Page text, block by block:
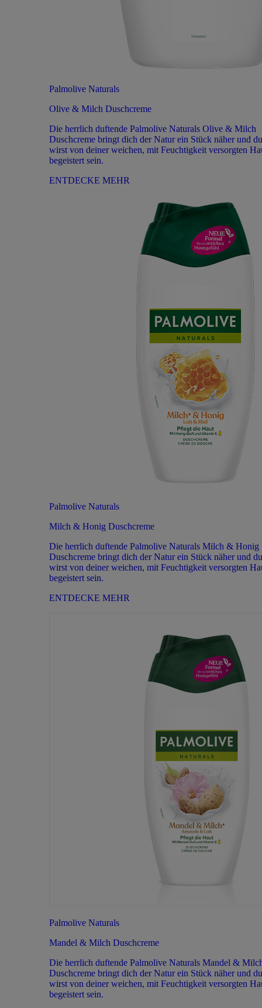
Palmolive Naturals
Olive & Milch Duschcreme
Die herrlich duftende Palmolive Naturals Olive & Milch
Duschcreme bringt dich der Natur ein Stück näher und du
wirst von deiner weichen, mit Feuchtigkeit versorgten
begeistert sein.
ENTDECKE MEHR
Palmolive Naturals
Milch & Honig Duschcreme
Die herrlich duftende Palmolive Naturals Milch & Honig
Duschcreme bringt dich der Natur ein Stück näher und du
wirst von deiner weichen, mit Feuchtigkeit versorgten
begeistert sein.
ENTDECKE MEHR
Palmolive Naturals
Mandel & Milch Duschcreme
Die herrlich duftende Palmolive Naturals Mandel &
Duschcreme bringt dich der Natur ein Stück näher und du
wirst von deiner weichen, mit Feuchtigkeit versorgten
begeistert sein.